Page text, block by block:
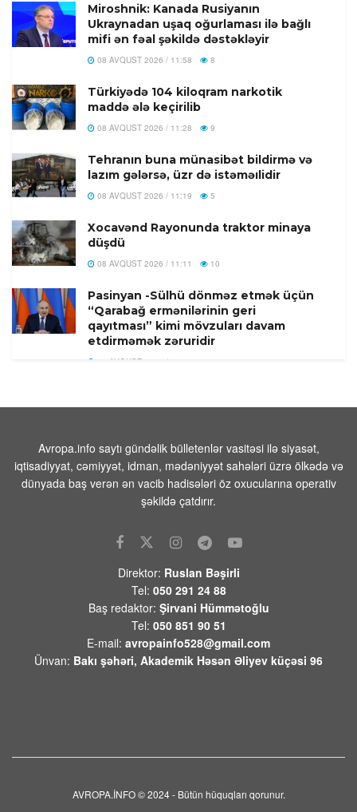
Miroshnik: Kanada Rusiyanın
Ukraynadan uşaq oğurlaması ilə bağlı
mifi ən fəal şəkildə dəstəkləyir
08 AVQUST 2026 / 11:58 8
Türkiyədə 104 kiloqram narkotik
maddə ələ keçirilib
08 AVQUST 2026 / 11:28 9
Tehranın buna münasibət bildirmə və
lazım gələrsə, üzr də istəməılidir
08 AVQUST 2026 / 11:19 5
Xocavənd Rayonunda traktor minaya
düşdü
08 AVQUST 2026 / 11:11 10
Pasinyan -Sülhü dönməz etmək üçün
“Qarabağ ermənilərinin geri
qayıtması” kimi mövzuları davam
etdirməmək zəruridir
08 AVQUST 2026 / 10:54
Türkiyə, Səudiyyə Ərəbistanı və
08 AVQUST 2026 / 10:33 11
Ermənistanın xarici siyasətindəki
ziddiyyətləri bir daha üzə çıxardı
Bərdə rayonunda əkin sahəsindən
08 AVQUST 2026 / 9:51 10
Yəmən ordusu Husilərə qarşı əməliyyat
08 AVQUST 2026 / 9:40 7
dəstəyimizi bir daha təsdiqləyirik”
Avropa.info saytı gündəlik bülletenlər vasitəsi ilə siyasət,
iqtisadiyyat, cəmiyyət, idman, mədəniyyət sahələri üzrə ölkədə və
dünyada baş verən ən vacib hadisələri öz oxucularına operativ
şəkildə çatdırır.
Direktor: Ruslan Bəşirli
Tel: 050 291 24 88
Baş redaktor: Şirvani Hümmətoğlu
Tel: 050 851 90 51
E-mail: avropainfo528@gmail.com
Ünvan: Bakı şəhəri, Akademik Həsən Əliyev küçəsi 96
AVROPA.İNFO © 2024 - Bütün hüquqları qorunur.